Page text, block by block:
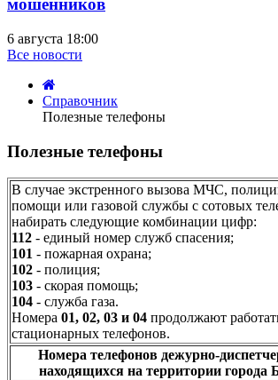
мошенников
6 августа 18:00
Все новости
Справочник
Полезные телефоны
Полезные телефоны
понедельник,
07
декабря
2009
11:20
В случае экстренного вызова МЧС,
помощи или газовой службы с сотовых
набирать следующие комбинации цифр:
112 - единый номер служб спасения;
101 - пожарная охрана;
102 - полиция;
103 - скорая помощь;
104 - служба газа.
Номера 01, 02, 03 и 04 продолжают
стационарных телефонов.
Номера телефонов дежурно-
находящихся на территории города